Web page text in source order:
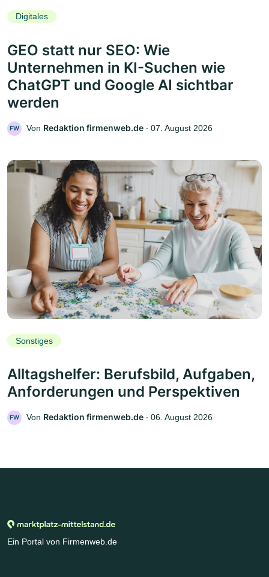
Digitales
GEO statt nur SEO: Wie
Unternehmen in KI-Suchen wie
ChatGPT und Google AI sichtbar
werden
FW Von Redaktion firmenweb.de ‧ 07. August 2026
Sonstiges
Alltagshelfer: Berufsbild, Aufgaben,
Anforderungen und Perspektiven
FW Von Redaktion firmenweb.de ‧ 06. August 2026
Ein Portal von Firmenweb.de